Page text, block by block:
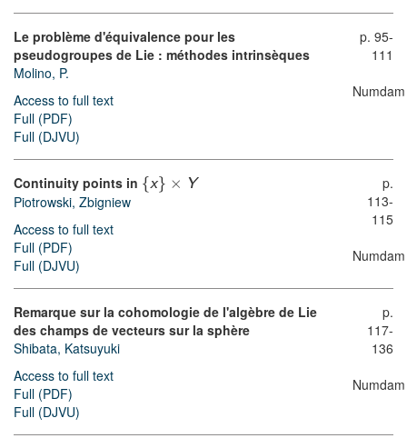
Le problème d'équivalence pour les
pseudogroupes de Lie : méthodes intrinsèques
Molino, P.
Access to full text
Full (PDF)
Full (DJVU)
p. 95-
111
Numdam
Continuity points in {x} × Y
Piotrowski, Zbigniew
Access to full text
Full (PDF)
Full (DJVU)
p.
113-
115
Numdam
Remarque sur la cohomologie de l'algèbre de Lie
des champs de vecteurs sur la sphère
Shibata, Katsuyuki
Access to full text
Full (PDF)
Full (DJVU)
p.
117-
136
Numdam